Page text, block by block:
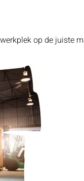
op de juiste